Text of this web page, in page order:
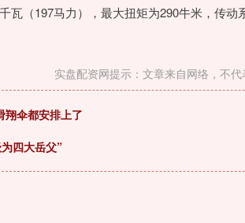
瓦（197马力），最大扭矩为290牛米，传动
实盘配资网提示：文章来自网络，不代
翔伞都安排上了
四大岳父”